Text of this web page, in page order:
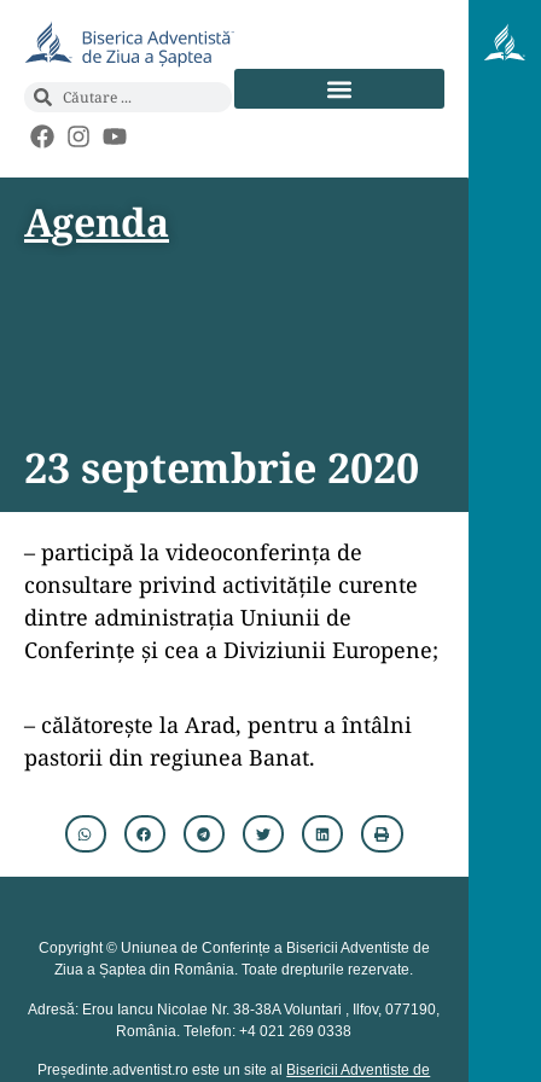
Agenda
23 septembrie 2020
– participă la videoconferința de
consultare privind activitățile curente
dintre administrația Uniunii de
Conferințe și cea a Diviziunii Europene;
– călătorește la Arad, pentru a întâlni
pastorii din regiunea Banat.
Copyright © Uniunea de Conferințe a Bisericii Adventiste de
Ziua a Șaptea din România. Toate drepturile rezervate.
Adresă: Erou Iancu Nicolae Nr. 38-38A Voluntari , Ilfov, 077190,
România. Telefon: +4 021 269 0338
Președinte.adventist.ro este un site al Bisericii Adventiste de